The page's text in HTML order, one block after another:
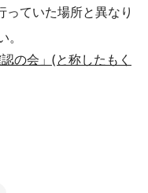
ていた場所と異なり
の会」(と称したもく